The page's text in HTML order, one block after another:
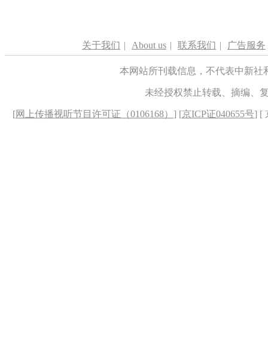
关于我们 | About us | 联系我们 | 广告服务
本网站所刊载信息，不代表中新
未经授权禁止转载、摘编、
[网上传播视听节目许可证（0106168） ] [京ICP证040655号] [